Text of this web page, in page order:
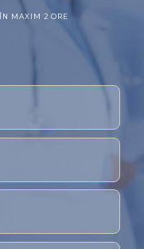
MAXIM 2 ORE